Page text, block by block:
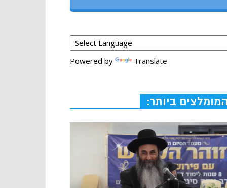
Powered by Translate
המומלצים ביותר: